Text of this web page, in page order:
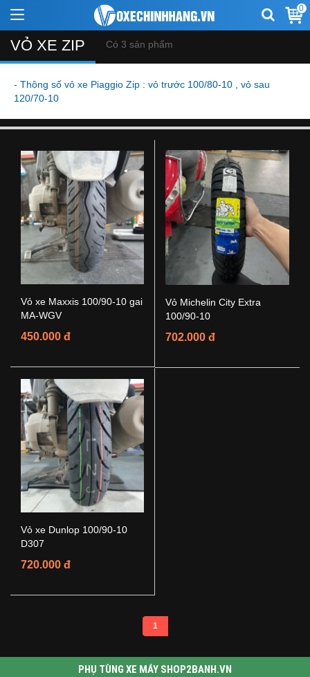
0
VỎ XE ZIP Có 3 sản phẩm
- Thông số vỏ xe Piaggio Zip : vỏ trước 100/80-10 , vỏ sau
120/70-10
Vỏ xe Maxxis 100/90-10 gai
MA-WGV
450.000 đ
Vỏ Michelin City Extra
100/90-10
702.000 đ
Vỏ xe Dunlop 100/90-10
D307
720.000 đ
1
PHỤ TÙNG XE MÁY SHOP2BANH.VN